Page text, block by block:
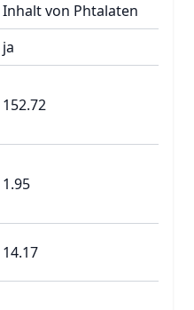
Inhalt von Phtalaten
ja
152.72
1.95
14.17